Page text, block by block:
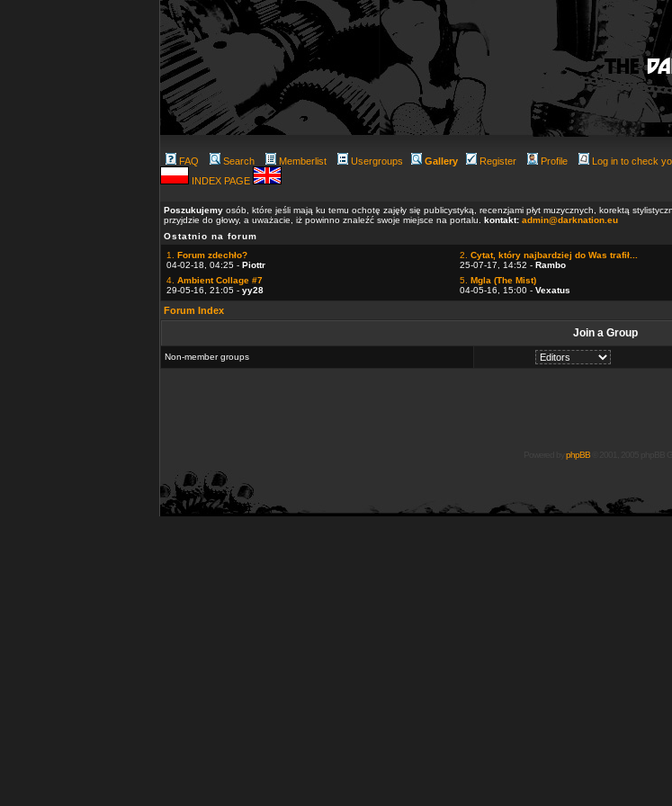
FAQ Search Memberlist Usergroups Gallery Register Profile Log in to check
INDEX PAGE
Poszukujemy osób, które jeśli mają ku temu ochotę zajęły się publicystyką, recenzjami płyt muzycznych, korektą
przyjdzie do głowy, a uważacie, iż powinno znaleźć swoje miejsce na portalu. kontakt: admin@darknation.eu
Ostatnio na forum
1. Forum zdechło?
04-02-18, 04:25 - Piottr
2. Cytat, który najbardziej do Was trafił...
25-07-17, 14:52 - Rambo
4. Ambient Collage #7
29-05-16, 21:05 - yy28
5. Mgla (The Mist)
04-05-16, 15:00 - Vexatus
Forum Index
Join a Group
Non-member groups
phpBB© 2001, 2005 phpBB